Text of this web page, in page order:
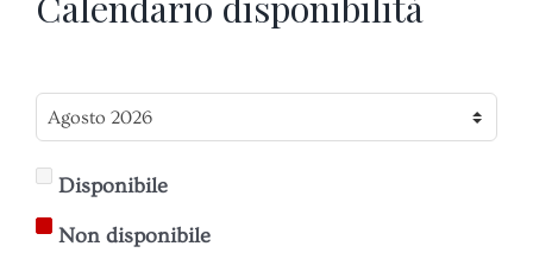
Disponibile
Non disponibile